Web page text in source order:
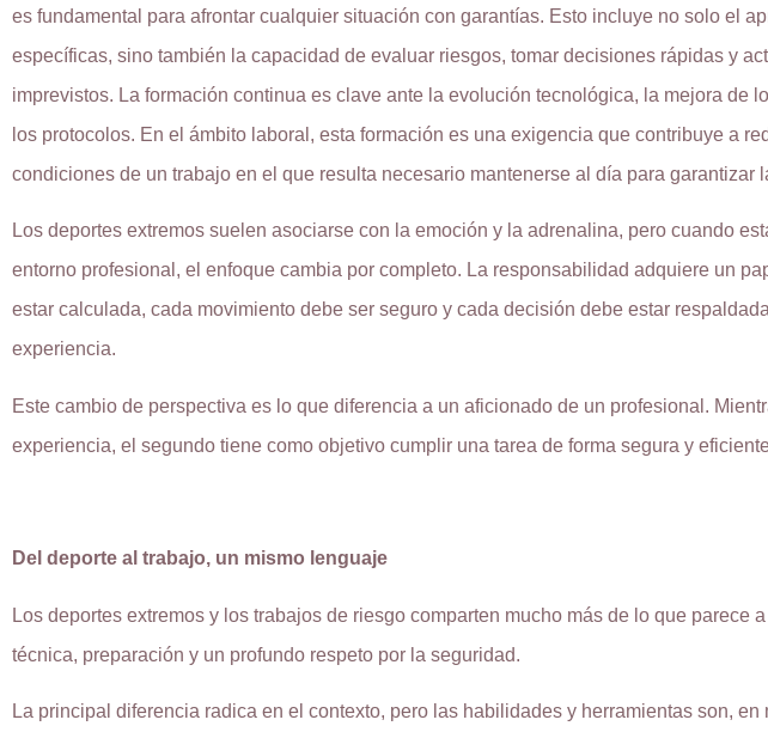
es fundamental para afrontar cualquier situación con garantías. Esto incluye no solo el
específicas, sino también la capacidad de evaluar riesgos, tomar decisiones rápidas y
imprevistos. La formación continua es clave ante la evolución tecnológica, la mejora de
los protocolos. En el ámbito laboral, esta formación es una exigencia que contribuye a
condiciones de un trabajo en el que resulta necesario mantenerse al día para garantizar
Los deportes extremos suelen asociarse con la emoción y la adrenalina, pero cuando
entorno profesional, el enfoque cambia por completo. La responsabilidad adquiere un
estar calculada, cada movimiento debe ser seguro y cada decisión debe estar
experiencia.
Este cambio de perspectiva es lo que diferencia a un aficionado de un profesional.
experiencia, el segundo tiene como objetivo cumplir una tarea de forma segura y
Del deporte al trabajo, un mismo lenguaje
Los deportes extremos y los trabajos de riesgo comparten mucho más de lo que parece
técnica, preparación y un profundo respeto por la seguridad.
La principal diferencia radica en el contexto, pero las habilidades y herramientas son, en